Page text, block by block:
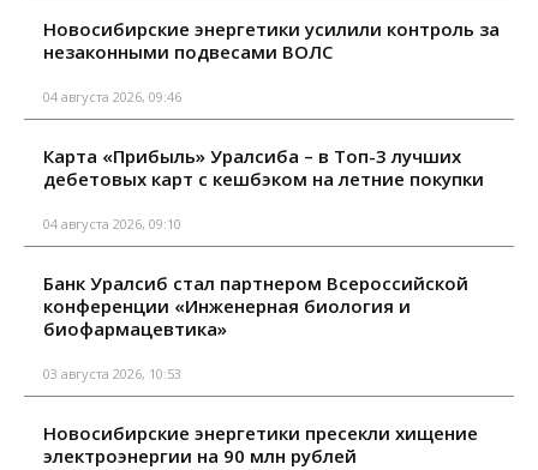
Новосибирские энергетики усилили контроль за
незаконными подвесами ВОЛС
04 августа 2026, 09:46
Карта «Прибыль» Уралсиба – в Топ-3 лучших
дебетовых карт с кешбэком на летние покупки
04 августа 2026, 09:10
Банк Уралсиб стал партнером Всероссийской
конференции «Инженерная биология и
биофармацевтика»
03 августа 2026, 10:53
Новосибирские энергетики пресекли хищение
электроэнергии на 90 млн рублей